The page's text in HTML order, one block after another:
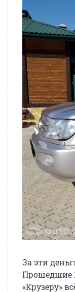
За эти
Прошедшие
«Крузеру»